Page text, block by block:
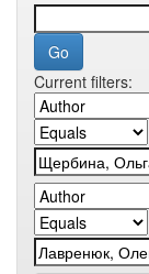
Current filters: